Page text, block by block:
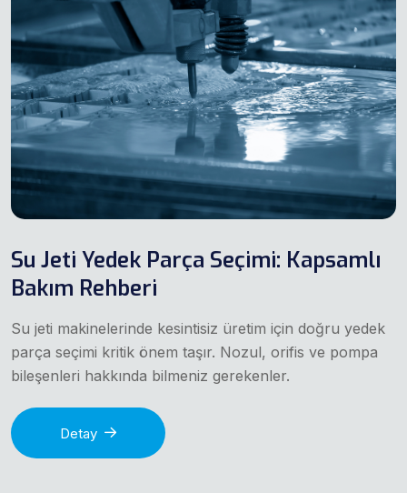
Su Jeti Yedek Parça Seçimi: Kapsamlı
Bakım Rehberi
Su jeti makinelerinde kesintisiz üretim için doğru yedek
parça seçimi kritik önem taşır. Nozul, orifis ve pompa
bileşenleri hakkında bilmeniz gerekenler.
Detay